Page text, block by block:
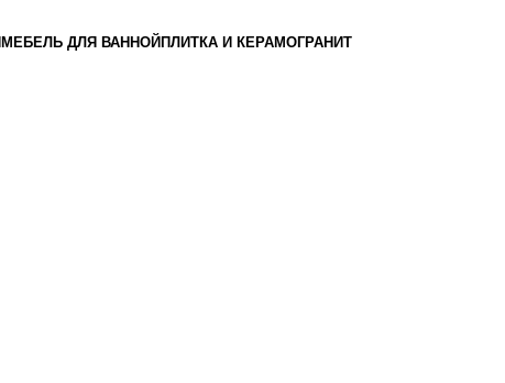
МЕБЕЛЬ ДЛЯ ВАННОЙ ПЛИТКА И КЕРАМОГРАНИТ